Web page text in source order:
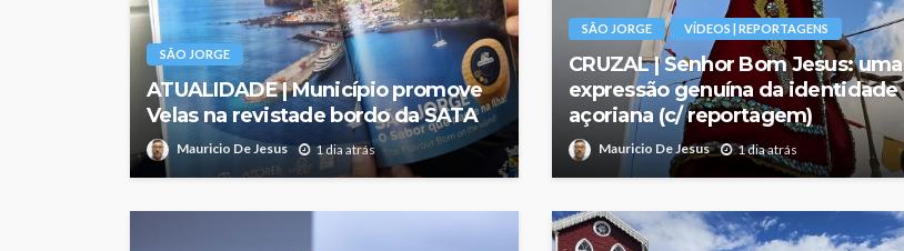
SÃO JORGE
ATUALIDADE | Município promove
Velas na revistade bordo da SATA
Mauricio De Jesus 1 dia atrás
SÃO JORGE VÍDEOS | REPORTAGENS
CRUZAL | Senhor Bom Jesus: uma
expressão genuína da identidade
açoriana (c/ reportagem)
Mauricio De Jesus 1 dia atrás